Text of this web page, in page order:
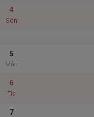
4
Sön
5
Mån
6
Tis
7